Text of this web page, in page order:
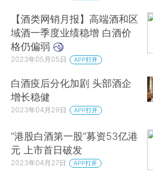
【酒类网销月报】高端酒和区
域酒一季度业绩稳增 白酒价
格仍偏弱
2023年05月05日 APP打开
白酒疫后分化加剧 头部酒企
增长稳健
2023年04月29日 APP打开
“港股白酒第一股”募资53亿港
元 上市首日破发
2023年04月27日 APP打开